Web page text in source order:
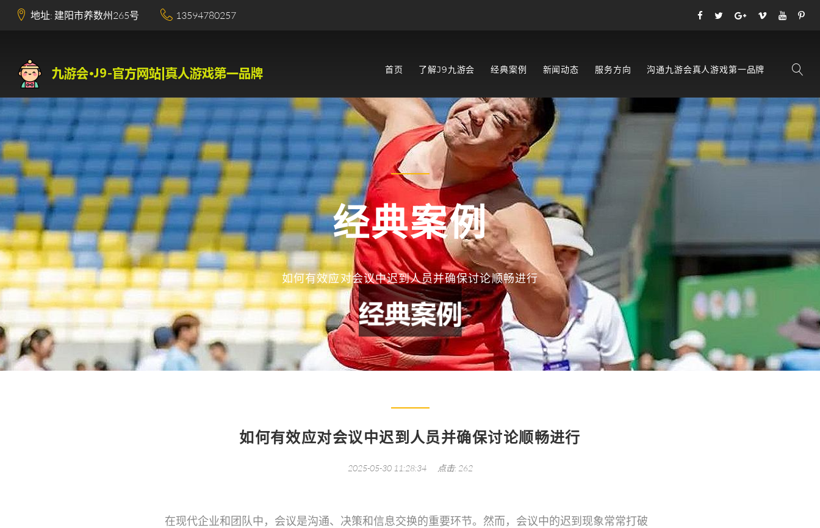
地址: 建阳市养数州265号 13594780257
首页 了解J9九游会 经典案例 新闻动态 服务方向 沟通九游会真人游戏第一品牌
经典案例
如何有效应对会议中迟到人员并确保讨论顺畅进行
如何有效应对会议中迟到人员并确保讨论顺畅进行
2025-05-30 11:28:34 点击: 262
在现代企业和团队中，会议是沟通、决策和信息交换的重要环节。然而，会议中的迟到现象常常打破